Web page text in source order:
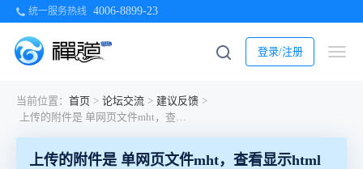
统一服务热线 4006-8899-23
登录/注册
当前位置： 首页 > 论坛交流 > 建议反馈 >
上传的附件是 单网页文件mht，查看显示html文本，没有显示网页
上传的附件是 单网页文件mht，查看显示html